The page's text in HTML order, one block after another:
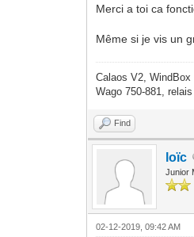
Merci a toi ca
Même si je vis un
Calaos V2,
Wago 750-881,
Find
loïc
Junior
02-12-2019, 09:42 AM